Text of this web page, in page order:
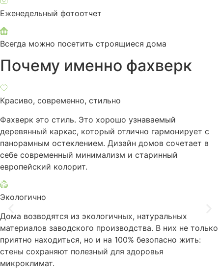
Еженедельный фотоотчет
Всегда можно посетить строящиеся дома
Почему именно фахверк
Красиво, современно, стильно
Фахверк это стиль. Это хорошо узнаваемый
деревянный каркас, который отлично гармонирует с
панорамным остеклением. Дизайн домов сочетает в
себе современный минимализм и старинный
европейский колорит.
Экологично
Дома возводятся из экологичных, натуральных
материалов заводского производства. В них не только
приятно находиться, но и на 100% безопасно жить:
стены сохраняют полезный для здоровья
микроклимат.